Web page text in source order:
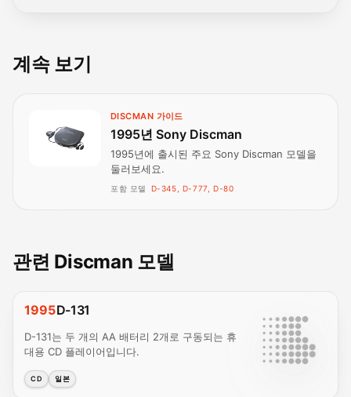
계속 보기
DISCMAN 가이드
1995년 Sony Discman
1995년에 출시된 주요 Sony Discman 모델을
둘러보세요.
포함 모델 D-345, D-777, D-80
관련 Discman 모델
1995D-131
D-131는 두 개의 AA 배터리 2개로 구동되는 휴
대용 CD 플레이어입니다.
CD 일본